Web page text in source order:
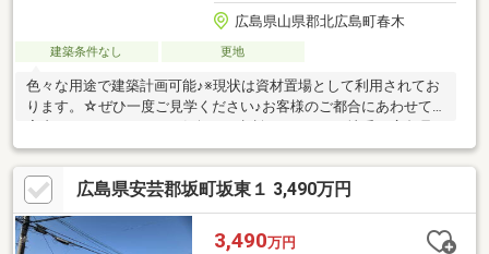
広島県山県郡北広島町春木
建築条件なし 更地
色々な用途で建築計画可能♪※現状は資材置場として利用されてお
ります。☆ぜひ一度ご見学ください♪お客様のご都合にあわせて
山県郡北広島町春木字桜田670他※地目 現況：田 雑種地へ地目
変更後のお渡し※面積 2514㎡（760.485坪）
広島県安芸郡坂町坂東１ 3,490万円
3,490万円